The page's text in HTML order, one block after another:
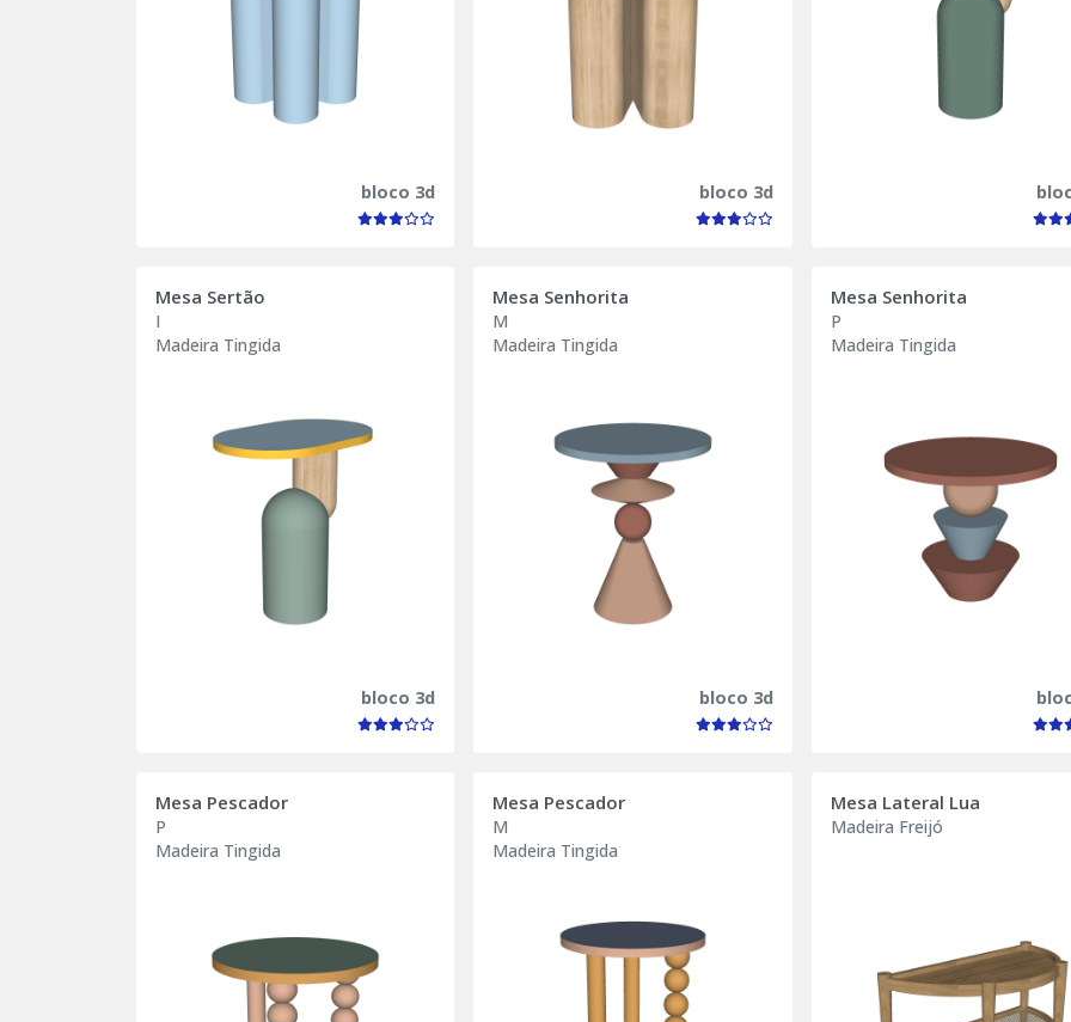
bloco 3d bloco 3d
Mesa Sertão
I
Madeira Tingida
bloco 3d
Mesa Senhorita
M
Madeira Tingida
bloco 3d
Mesa Senhorita
P
Madeira Tingida
Mesa Pescador
P
Madeira Tingida
Mesa Pescador
M
Madeira Tingida
Mesa Lateral Lua
Madeira Freijó